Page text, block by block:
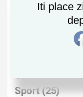
Informatii Utile
Natura si
Sanatate(37)
Sport(25)
Iti place